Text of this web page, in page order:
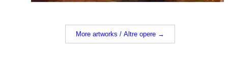
More artworks / Altre opere →